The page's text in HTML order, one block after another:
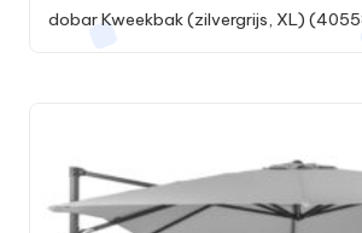
dobar Kweekbak (zilvergrijs, XL)